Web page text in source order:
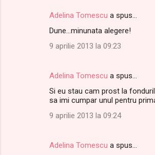
Adelina Tomescu a spus…
Dune...minunata alegere!
9 aprilie 2013 la 09:23
Adelina Tomescu a spus…
Si eu stau cam prost la
sa imi cumpar unul pentru
9 aprilie 2013 la 09:24
Adelina Tomescu a spus…